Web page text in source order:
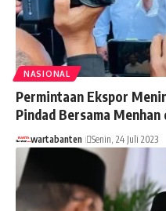
NASIONAL
Permintaan Ekspor
Pindad Bersama
wartabanten Senin, 24 Juli 2023